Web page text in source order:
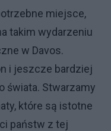
miejsce,
takim wydarzeniu
w Davos.
i jeszcze bardziej
świata. Stwarzamy
które są istotne
państw z tej